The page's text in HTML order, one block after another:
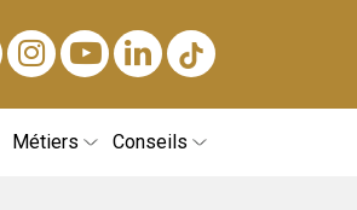
Métiers Conseils